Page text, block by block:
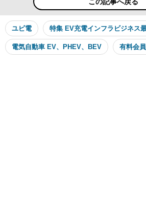
この記事へ戻る
ユビ電 特集 EV充電インフラビジネス
電気自動車 EV、PHEV、BEV 有料会